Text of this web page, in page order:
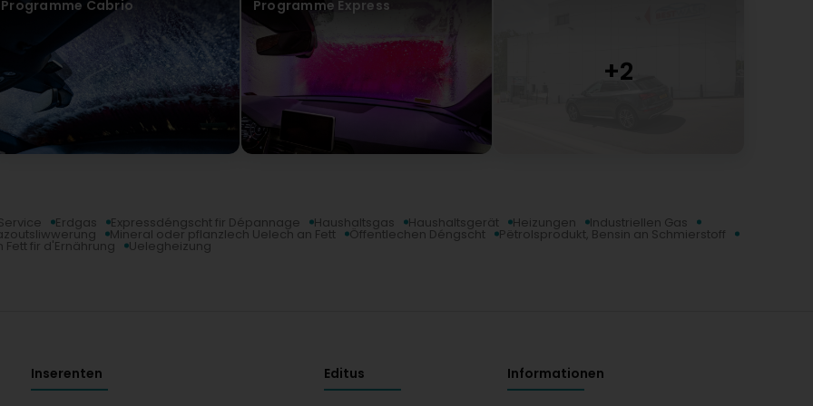
et il est déjà arrivé plusieurs fois que le Best Wash à Esch/Alzette soit fermé alors qu'il devrait être ouvert. Cela
a été frustrant et a affecté la fiabilité du service.Dans l'ensemble, le Best Wash à Esch/Alzette est une bonne
option pour un lavage de voiture rapide et efficace, mais il y a place à amélioration, notamment en ce qui
concerne la motivation du personnel et le respect des horaires d'ouverture ℹ️
Pascal
Virun 4 Joer(en)
Très bon car wash avec plusieurs programmes dont SUV et lavage chassis, seul bémol l'aspirateur illimité
après lavage, n'est pas intégré dans les programmes. (Translated by Google) Very good car wash with
Programme Cabrio Programme Express
Erdgas Expressdéngscht fir Dépannage Haushaltsgas Haushaltsgerät Heizungen Industriellen Gas
Mineral oder pflanzlech Uelech an Fett Öffentlechen Déngscht Pëtrolsprodukt, Bensin an Schmierstoff
Fett fir d'Ernährung Uelegheizung
Inserenten Editus Informationen